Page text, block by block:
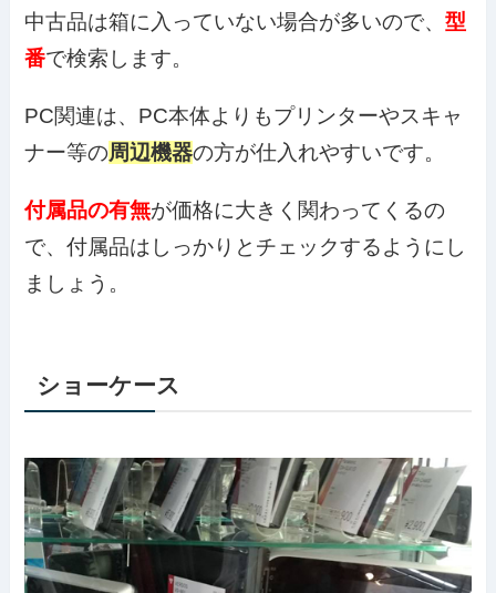
中古品は箱に入っていない場合が多いので、型
番で検索します。
PC関連は、PC本体よりもプリンターやスキャ
ナー等の周辺機器の方が仕入れやすいです。
付属品の有無が価格に大きく関わってくるの
で、付属品はしっかりとチェックするようにし
ましょう。
ショーケース